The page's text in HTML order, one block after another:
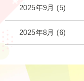
2025年9月 (5)
2025年8月 (6)